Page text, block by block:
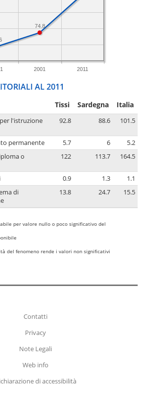
2001 2011
74.8
AL 2011
Tissi Sardegna Italia
l'istruzione
92.8 88.6 101.5
permanente 5.7 6
5.2
o
122 113.7 164.5
0.9 1.3
1.1
di
13.8 24.7 15.5
per valore nullo o poco significativo del
del fenomeno rende i valori non significativi
Contatti
Privacy
Note Legali
Web info
di accessibilità